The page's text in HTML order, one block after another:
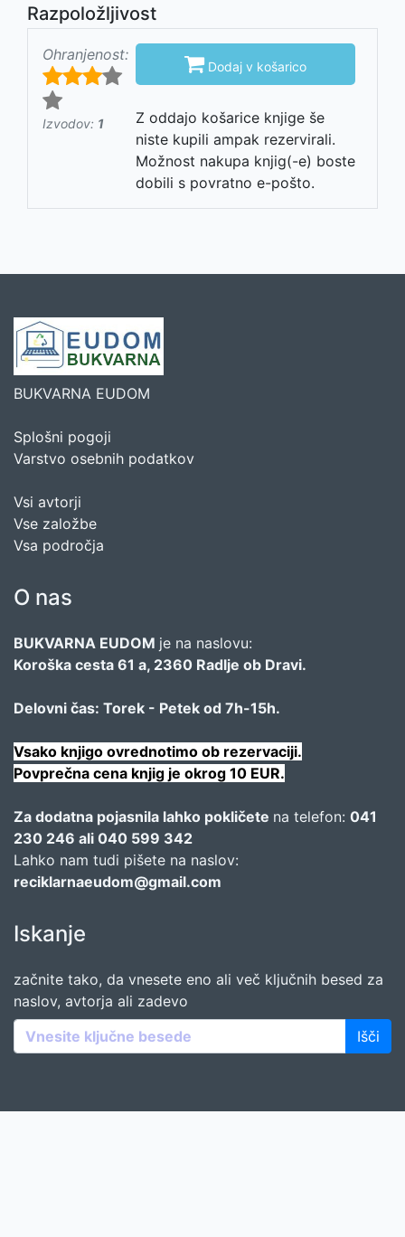
Razpoložljivost
Ohranjenost:
Izvodov: 1
 Dodaj v košarico
Z oddajo košarice knjige še
niste kupili ampak rezervirali.
Možnost nakupa knjig(-e) boste
dobili s povratno e-pošto.
BUKVARNA EUDOM
Splošni pogoji
Varstvo osebnih podatkov
Vsi avtorji
Vse založbe
Vsa področja
O nas
BUKVARNA EUDOM je na naslovu:
Koroška cesta 61 a, 2360 Radlje ob Dravi.
Delovni čas: Torek - Petek od 7h-15h.
Vsako knjigo ovrednotimo ob rezervaciji.
Povprečna cena knjig je okrog 10 EUR.
Za dodatna pojasnila lahko pokličete na telefon: 041
230 246 ali 040 599 342
Lahko nam tudi pišete na naslov:
reciklarnaeudom@gmail.com
Iskanje
začnite tako, da vnesete eno ali več ključnih besed za
naslov, avtorja ali zadevo
Išči